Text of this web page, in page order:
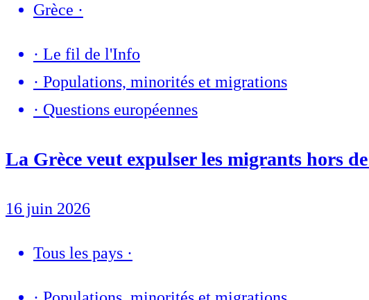
Grèce ·
· Le fil de l'Info
· Populations, minorités et migrations
· Questions européennes
La Grèce veut expulser les migrants hors
16 juin 2026
Tous les pays ·